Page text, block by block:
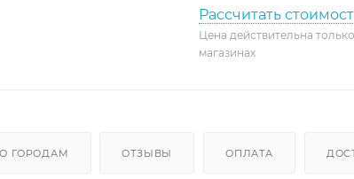
Рассчитать
Цена действительна
магазинах
ГОРОДАМ ОТЗЫВЫ ОПЛАТА